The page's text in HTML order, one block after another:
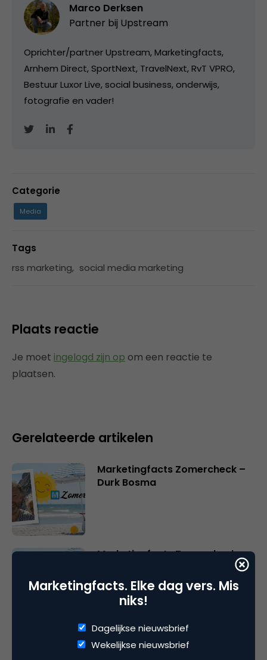
Marco Derksen
Partner bij Upstream
Oprichter/partner Upstream, Marketingfacts,
Arnhem Direct, SportNext, TravelNext, RvT VPRO,
Bestuur Luxor Live, social business, onderwijs,
fotografie en vader!
Categorie
Media
Tags
rss marketing, social media marketing
Plaats reactie
Je moet ingelogd zijn op om een reactie te
plaatsen.
Gerelateerde artikelen
Marketingfacts Zomercheck –
Durk Bosma
Marketingfacts Zomercheck –
Marketingfacts Zomercheck –
Ine Stultjens
Marketingfacts. Elke dag vers. Mis
niks!
Dagelijkse nieuwsbrief
Wekelijkse nieuwsbrief